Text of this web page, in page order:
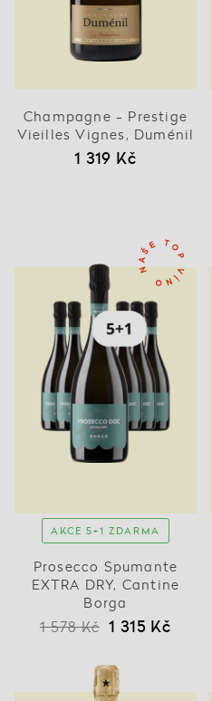
Champagne - Prestige
Vieilles Vignes, Duménil
1 319 Kč
AKCE 5+1 ZDARMA
Prosecco Spumante
EXTRA DRY, Cantine
Borga
1 578 Kč 1 315 Kč